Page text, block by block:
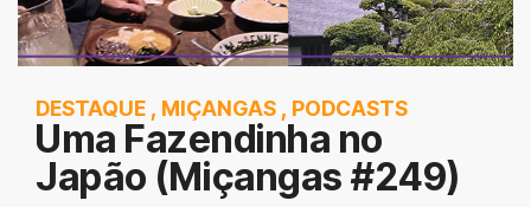
DESTAQUE , MIÇANGAS , PODCASTS
Uma Fazendinha no
Japão (Miçangas #249)